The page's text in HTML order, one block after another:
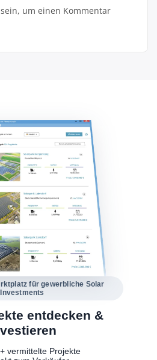
sein, um einen Kommentar